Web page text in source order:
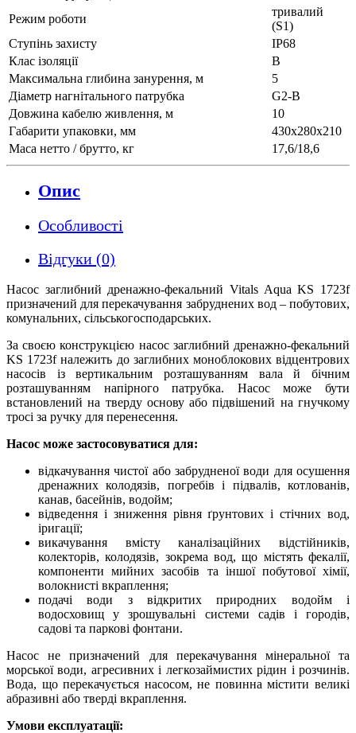
Режим роботи
тривалий
(S1)
Ступінь захисту
IP68
Клас ізоляції
В
Максимальна глибина занурення, м
5
Діаметр нагнітального патрубка
G2-B
Довжина кабелю живлення, м
10
Габарити упаковки, мм
430х280х210
Маса нетто / брутто, кг
17,6/18,6
Опис
Особливості
Відгуки (0)
Насос заглибний дренажно-фекальний Vitals Aqua KS 1723f
призначений для перекачування забруднених вод – побутових,
комунальних, сільськогосподарських.
За своєю конструкцією насос заглибний дренажно-фекальний
KS 1723f належить до заглибних моноблокових відцентрових
насосів із вертикальним розташуванням вала й бічним
розташуванням напірного патрубка. Насос може бути
встановлений на тверду основу або підвішений на гнучкому
тросі за ручку для перенесення.
Насос може застосовуватися для:
відкачування чистої або забрудненої води для осушення
дренажних колодязів, погребів і підвалів, котлованів,
канав, басейнів, водойм;
відведення і зниження рівня ґрунтових і стічних вод,
іригації;
викачування вмісту каналізаційних відстійників,
колекторів, колодязів, зокрема вод, що містять фекалії,
компоненти мийних засобів та іншої побутової хімії,
волокнисті вкраплення;
подачі води з відкритих природних водойм і
водосховищ у зрошувальні системи садів і городів,
садові та паркові фонтани.
Насос не призначений для перекачування мінеральної та
морської води, агресивних і легкозаймистих рідин і розчинів.
Вода, що перекачується насосом, не повинна містити великі
абразивні або тверді вкраплення.
Умови експлуатації: